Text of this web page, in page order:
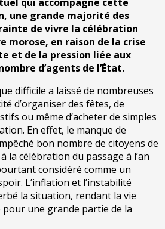
une grande majorité des
de vivre la célébration
morose, en raison de la crise
et de la pression liée aux
d’agents de l’État.
difficile a laissé de nombreuses
d’organiser des fêtes, de
ou même d’acheter de simples
En effet, le manque de
bon nombre de citoyens de
la célébration du passage à l’an
considéré comme un
L’inflation et l’instabilité
la situation, rendant la vie
une grande partie de la